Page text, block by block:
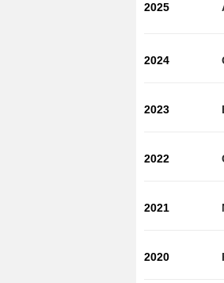
2025
2024
2023
2022
2021
2020